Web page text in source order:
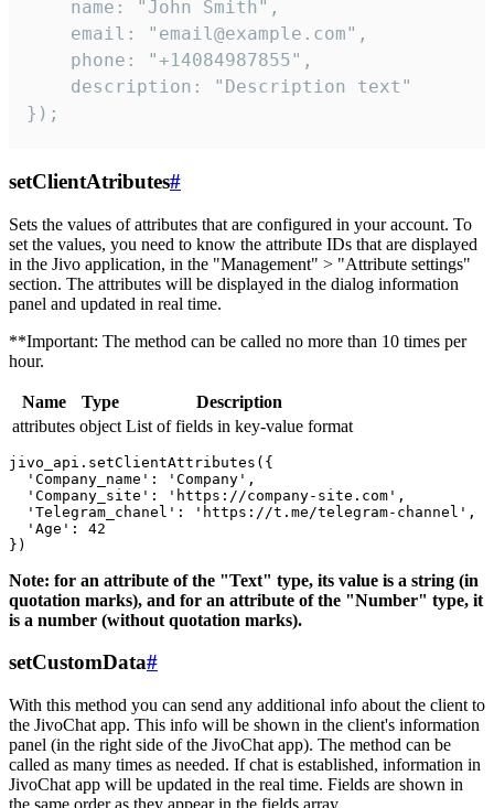
    name: "John Smith",
    email: "email@example.com",
    phone: "+14084987855",
    description: "Description text"
});
setClientAtributes#
Sets the values ​​of attributes that are configured in your account. To
set the values, you need to know the attribute IDs that are displayed
in the Jivo application, in the "Management" > "Attribute settings"
section. The attributes will be displayed in the dialog information
panel and updated in real time.
**Important: The method can be called no more than 10 times per
hour.
Name Type
Description
attributes object List of fields in key-value format
jivo_api.setClientAttributes({
  'Company_name': 'Company',
  'Company_site': 'https://company-site.com',
  'Telegram_chanel': 'https://t.me/telegram-channel',
  'Age': 42
Note: for an attribute of the "Text" type, its value is a string (in
quotation marks), and for an attribute of the "Number" type, it
is a number (without quotation marks).
setCustomData#
With this method you can send any additional info about the client to
the JivoChat app. This info will be shown in the client's information
panel (in the right side of the JivoChat app). The method can be
called as many times as needed. If chat is established, information in
JivoChat app will be updated in the real time. Fields are shown in
the same order as they appear in the fields array.